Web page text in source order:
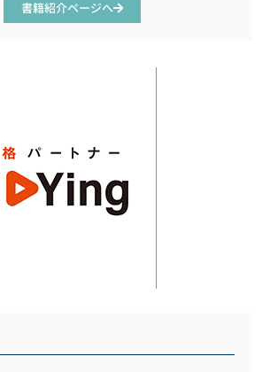
書籍紹介ページへ